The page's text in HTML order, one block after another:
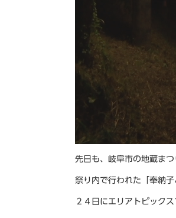
先日も、岐阜市の地蔵まつ
祭り内で行われた「奉納
２４日にエリアトピック